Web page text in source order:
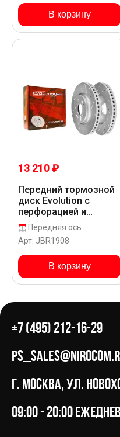
В корзину
13 210 ₽
Передний тормозной
диск Evolution с
перфорацией и
насечками в покрытии
GEOMET для Hyundai
TUCSON L NX
Передняя ось
Арт: JBR1908
В корзину
+7 (495) 212-16-29
г. Москва, ул.
09:00 - 20:00